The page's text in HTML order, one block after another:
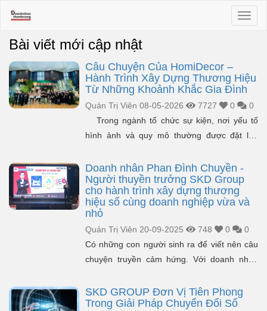
Bài viết mới cập nhật
Câu Chuyện Của HomiDecor –
Hành Trình Xây Dựng Thương Hiệu
Từ Những Khoảnh Khắc Gia Đình
Quản Trị Viên 08-05-2026 7727 0
0
Trong ngành tổ chức sự kiện, nơi yếu tố
hình ảnh và quy mô thường được đặt lên
một hướng đi kh&aacut...
Doanh nhân Phan Đình Chuyền -
Người thuyền trưởng SKD Group
cho hành trình xây dựng thương
hiệu số cùng doanh nghiệp vừa và
nhỏ
Quản Trị Viên 20-09-2025 748 0
0
Có những con người sinh ra để viết nên câu
chuyện truyền cảm hứng. Với doanh nhân
trai tỉnh lẻ đam m&ecir...
SKD GROUP Đơn Vị Tiên Phong
Trong Giải Pháp Chuyển Đổi Số